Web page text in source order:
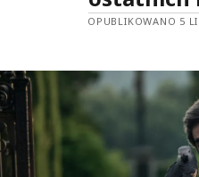
OPUBLIKOWANO 5